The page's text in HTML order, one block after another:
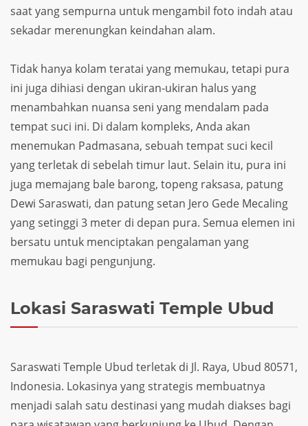
saat yang sempurna untuk mengambil foto indah atau
sekadar merenungkan keindahan alam.
Tidak hanya kolam teratai yang memukau, tetapi pura
ini juga dihiasi dengan ukiran-ukiran halus yang
menambahkan nuansa seni yang mendalam pada
tempat suci ini. Di dalam kompleks, Anda akan
menemukan Padmasana, sebuah tempat suci kecil
yang terletak di sebelah timur laut. Selain itu, pura ini
juga memajang bale barong, topeng raksasa, patung
Dewi Saraswati, dan patung setan Jero Gede Mecaling
yang setinggi 3 meter di depan pura. Semua elemen ini
bersatu untuk menciptakan pengalaman yang
memukau bagi pengunjung.
Lokasi Saraswati Temple Ubud
Saraswati Temple Ubud terletak di Jl. Raya, Ubud 80571,
Indonesia. Lokasinya yang strategis membuatnya
menjadi salah satu destinasi yang mudah diakses bagi